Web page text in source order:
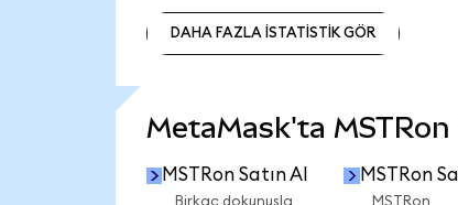
DAHA FAZLA İSTATİSTİK GÖR
MetaMask'ta MSTRon
MSTRon Satın Al MSTRon